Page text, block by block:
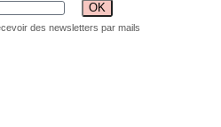
des newsletters par mails